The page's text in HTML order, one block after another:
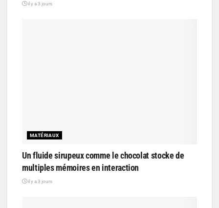
il y a 3 jours
MATÉRIAUX
Un fluide sirupeux comme le chocolat stocke de
multiples mémoires en interaction
il y a 3 jours